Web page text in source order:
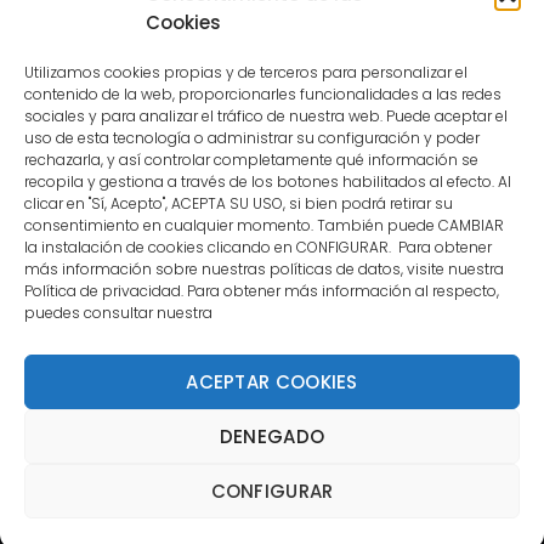
Cookies
Utilizamos cookies propias y de terceros para personalizar el
contenido de la web, proporcionarles funcionalidades a las redes
sociales y para analizar el tráfico de nuestra web. Puede aceptar el
uso de esta tecnología o administrar su configuración y poder
rechazarla, y así controlar completamente qué información se
recopila y gestiona a través de los botones habilitados al efecto. Al
clicar en "Sí, Acepto", ACEPTA SU USO, si bien podrá retirar su
consentimiento en cualquier momento. También puede CAMBIAR
la instalación de cookies clicando en CONFIGURAR. Para obtener
más información sobre nuestras políticas de datos, visite nuestra
Política de privacidad. Para obtener más información al respecto,
puedes consultar nuestra
ACEPTAR COOKIES
DENEGADO
CONFIGURAR
CONTACTO
MENÚ PRINCIPAL
MI CUENTA
DOCUMENTACIÓN
reservados. | La Mejor Tienda de Dardos y Dianas de